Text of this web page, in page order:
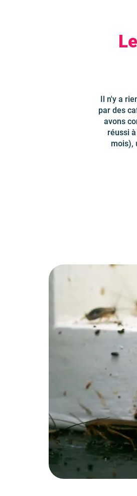
Il n'y a
par des
avons
réussi
mois),